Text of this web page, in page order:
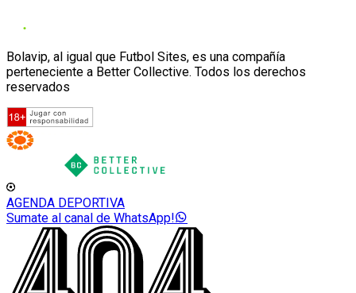
Bolavip, al igual que Futbol Sites, es una compañía
perteneciente a Better Collective. Todos los derechos
reservados
AGENDA DEPORTIVA
Sumate al canal de WhatsApp!